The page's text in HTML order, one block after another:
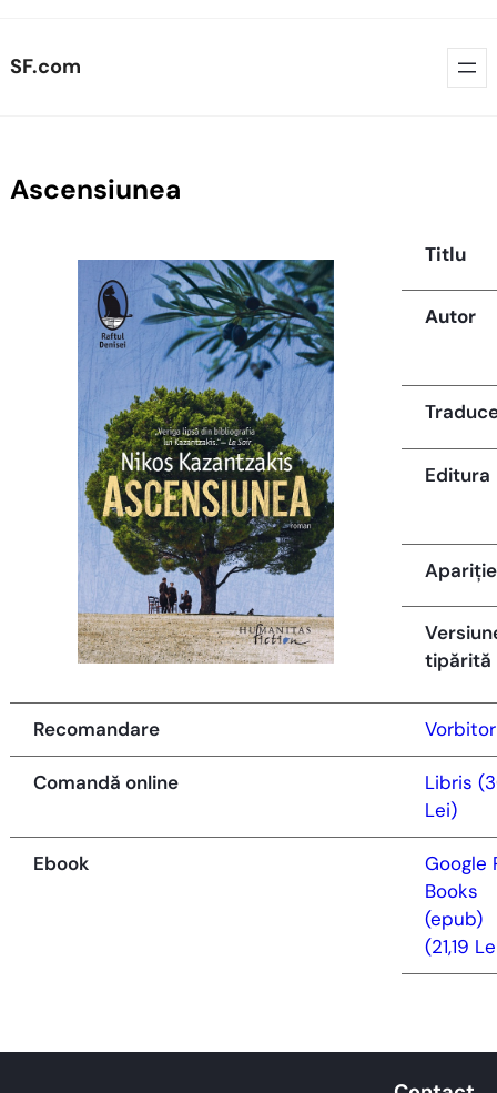
to
SF.com
Ascensiunea
Titlu
Autor
Editura
Apariție
tipărită
Recomandare
Comandă online
Libris
Lei)
Ebook
Google
Books
(epub)
(21,19